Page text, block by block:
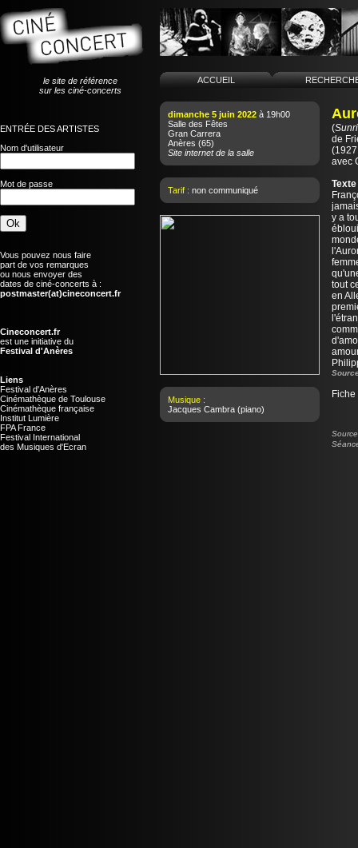
le site de référence
sur les ciné-concerts
ENTRÉE DES ARTISTES
Nom d'utilisateur
Mot de passe
Vous pouvez nous faire
part de vos remarques
ou nous envoyer des
dates de ciné-concerts à :
postmaster(at)cineconcert.fr
Cineconcert.fr
est une initiative du
Festival d'Anères
Liens
Festival d'Anères
Cinémathèque de Toulouse
Cinémathèque française
Institut Lumière
FPA France
Festival International
des Musiques d'Ecran
ACCUEIL
dimanche 5 juin 2022 à 19h00
Salle des Fêtes
Gran Carrera
Anères (65)
Site internet de la salle
Tarif : non communiqué
Musique :
Jacques Cambra (piano)
(
de
avec
y a
tout
en